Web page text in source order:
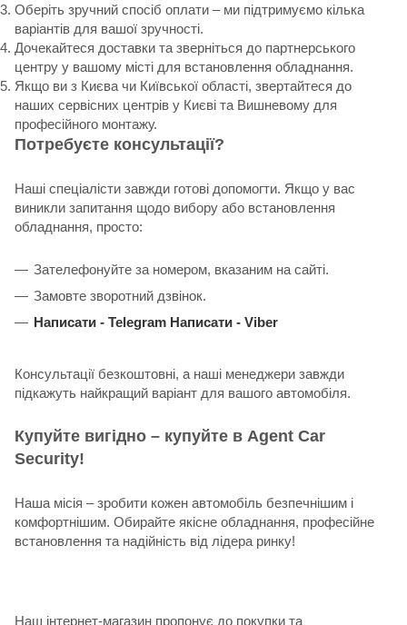
Оберіть зручний спосіб оплати – ми підтримуємо кілька
варіантів для вашої зручності.
Дочекайтеся доставки та зверніться до партнерського
центру у вашому місті для встановлення обладнання.
Якщо ви з Києва чи Київської області, звертайтеся до
наших сервісних центрів у Києві та Вишневому для
професійного монтажу.
Потребуєте консультації?
Наші спеціалісти завжди готові допомогти. Якщо у вас
виникли запитання щодо вибору або встановлення
обладнання, просто:
Зателефонуйте за номером, вказаним на сайті.
Замовте зворотний дзвінок.
Написати - Telegram Написати - Viber
Консультації безкоштовні, а наші менеджери завжди
підкажуть найкращий варіант для вашого автомобіля.
Купуйте вигідно – купуйте в Agent Car
Security!
Наша місія – зробити кожен автомобіль безпечнішим і
комфортнішим. Обирайте якісне обладнання, професійне
встановлення та надійність від лідера ринку!
Наш інтернет-магазин пропонує до покупки та